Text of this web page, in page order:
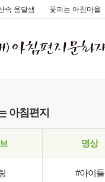
속 옹달샘 꽃피는 아침마을
아침편지
명상
#아이들